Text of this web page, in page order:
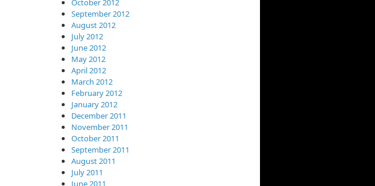
October 2012
September 2012
August 2012
July 2012
June 2012
May 2012
April 2012
March 2012
February 2012
January 2012
December 2011
November 2011
October 2011
September 2011
August 2011
July 2011
June 2011